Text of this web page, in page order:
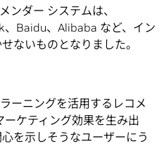
ンダー システムは、
Baidu、Alibaba など、イン
ないものとなりました。
ーニングを活用するレコメ
ケティング効果を生み出
を示しそうなユーザーにう